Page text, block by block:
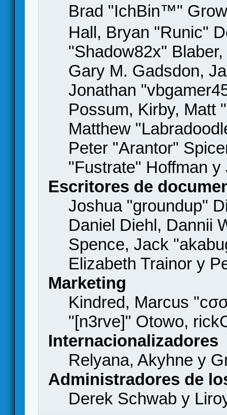
Brad "IchBin™"
Hall, Bryan "Runic"
"Shadow82x"
Gary M. Gadsdon,
Jonathan
Possum, Kirby, Matt
Matthew
Peter "Arantor"
"Fustrate" Hoffman
Escritores de
Joshua "groundup"
Daniel Diehl, Dannii
Spence, Jack
Elizabeth Trainor y
Marketing
Kindred, Marcus
"[n3rve]" Otowo,
Internacionalizadores
Relyana, Akyhne y
Administradores de
Derek Schwab y